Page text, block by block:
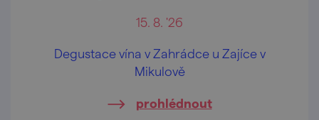
15. 8. '26
Degustace vína v Zahrádce u Zajíce v
Mikulově
prohlédnout